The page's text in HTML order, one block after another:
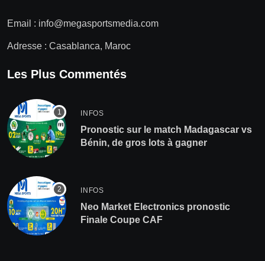
Email : info@megasportsmedia.com
Adresse : Casablanca, Maroc
Les Plus Commentés
INFOS
Pronostic sur le match Madagascar vs
Bénin, de gros lots à gagner
INFOS
Neo Market Electronics pronostic
Finale Coupe CAF